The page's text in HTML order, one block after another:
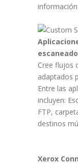
escaneado
Cree flujos
adaptados
Entre las
incluyen:
FTP,
destinos
Xerox